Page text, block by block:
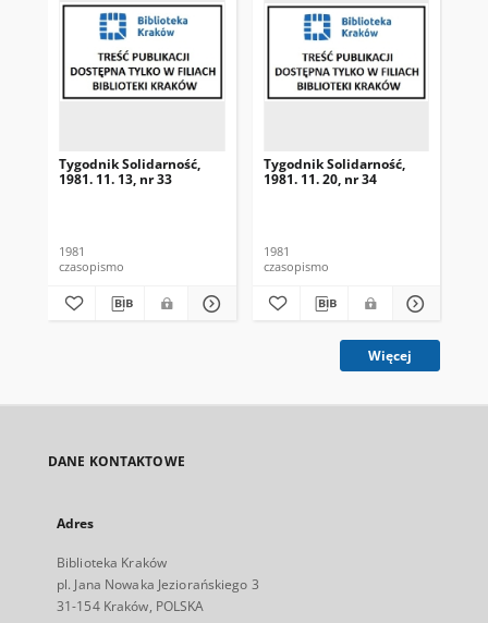
Tygodnik Solidarność,
1981. 11. 13, nr 33
1981
czasopismo
Tygodnik Solidarność,
1981. 11. 20, nr 34
1981
czasopismo
Więcej
DANE KONTAKTOWE
Adres
Biblioteka Kraków
pl. Jana Nowaka Jeziorańskiego 3
31-154 Kraków, POLSKA